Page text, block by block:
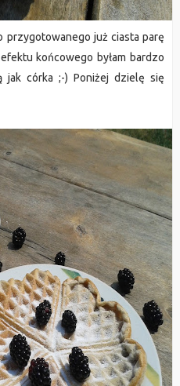
przygotowanego już ciasta parę
końcowego byłam bardzo
jak córka ;-) Poniżej dzielę się